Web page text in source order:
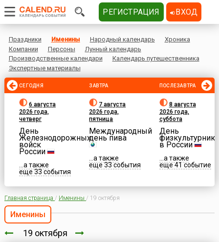
Праздники Именины Народный календарь
Хроника
Компании
Персоны
Лунный календарь
Производственные календари
Календарь путешественника
Экспертные материалы
СЕГОДНЯ
6 августа
2026 года,
четверг
День
Железнодорожных
войск
России
...а также
еще 33 события
ЗАВТРА
7 августа
2026 года,
пятница
Международный
день пива
...а также
еще 33 события
ПОСЛЕЗАВТРА
8 августа
2026 года,
суббота
День
физкультурника
в России
...а также
еще 41 событие
Главная страница / Именины / 19 октября
Именины
19 октября
РЕГИСТРАЦИЯ ВХОД